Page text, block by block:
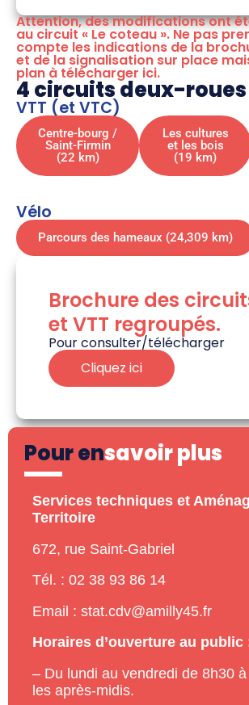
Attention, des modifications ont
au circuit « Le coteau ». Ne pas
compte les indications de la
et de la signalisation sur place
plan à télécharger ici.
4 circuits deux-roues
VTT (et VTC)
Centre-bourg /
Saint-Firmin
(22 km)
Les cultures
et les bois
(19 km)
Vélo
Parcours des hameaux (24,309 km)
Brochure des
et VTT regroupés.
Pour consulter/télécharger
Cliquez ici
Pour ensavoir plus
Services techniques et
Territoire
672, rue Saint-Gabriel
Tél. : 02 38 93 86 14
Email : stat.cdv@amilly45.fr
Horaires d’ouverture au public
– Du lundi au vendredi de 8h30
les après-midis.